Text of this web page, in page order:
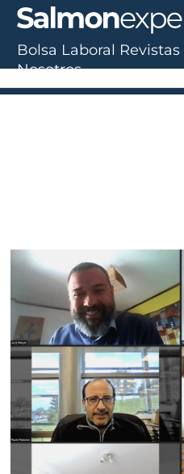
Bolsa Laboral Revistas
Nosotros